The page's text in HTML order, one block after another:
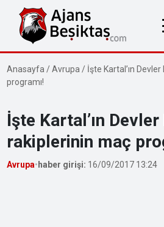
Anasayfa /Avrupa / İşte Kartal’ın
programı!
İşte Kartal’ın Devler
rakiplerinin maç
Avrupa• haber girişi: 16/09/2017 13:24